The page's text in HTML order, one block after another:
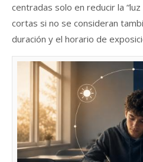
centradas solo en reducir la
cortas si no se consideran
duración y el horario de